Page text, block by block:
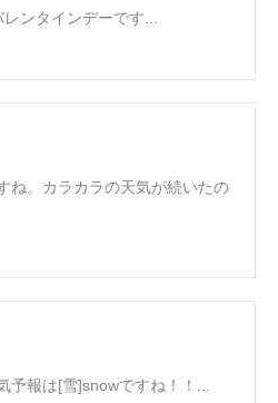
ンタインデーです...
ね。カラカラの天気が続いたの
予報は[雪]snowですね！！...